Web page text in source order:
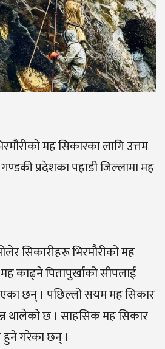
मह सिकारका लागि उत्तम
प्रदेशका पहाडी जिल्लामा मह
सिकारीहरू भिरमौरीको मह
काढ्ने पितापुर्खाको सीपलाई
छन् । पछिल्लो सयम मह सिकार
थालेको छ । साहसिक मह सिकार
हुने गरेका छन् ।